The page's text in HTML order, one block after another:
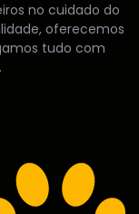
no cuidado do
oferecemos
tudo com